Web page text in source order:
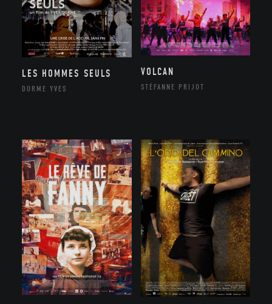
LES HOMMES SEULS
DORME YVES
VOLCAN
STÉFANNE PRIJOT